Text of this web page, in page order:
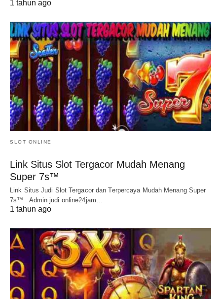
1 tahun ago
SLOT ONLINE
Link Situs Slot Tergacor Mudah Menang
Super 7s™
Link Situs Judi Slot Tergacor dan Terpercaya Mudah Menang Super
7s™ Admin judi online24jam…
1 tahun ago